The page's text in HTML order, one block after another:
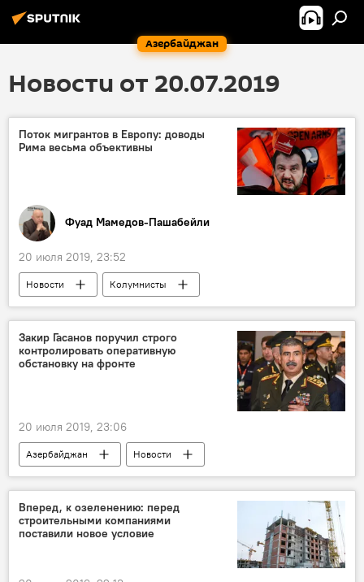
Азербайджан
Новости от 20.07.2019
Поток мигрантов в Европу: доводы
Рима весьма объективны
Фуад Мамедов-Пашабейли
20 июля 2019, 23:52
Новости Колумнисты
Закир Гасанов поручил строго
контролировать оперативную
обстановку на фронте
20 июля 2019, 23:06
Азербайджан Новости
Вперед, к озеленению: перед
строительными компаниями
поставили новое условие